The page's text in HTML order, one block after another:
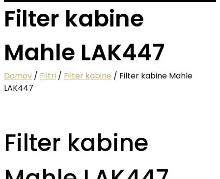
Filter kabine
Mahle LAK447
Domov / Filtri / Filter kabine / Filter kabine Mahle
LAK447
Filter kabine